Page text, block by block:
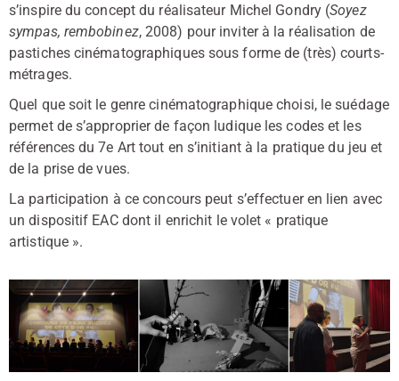
s’inspire du concept du réalisateur Michel Gondry (Soyez
sympas, rembobinez, 2008) pour inviter à la réalisation de
pastiches cinématographiques sous forme de (très) courts-
métrages.
Quel que soit le genre cinématographique choisi, le suédage
permet de s’approprier de façon ludique les codes et les
références du 7e Art tout en s’initiant à la pratique du jeu et
de la prise de vues.
La participation à ce concours peut s’effectuer en lien avec
un dispositif EAC dont il enrichit le volet « pratique
artistique ».